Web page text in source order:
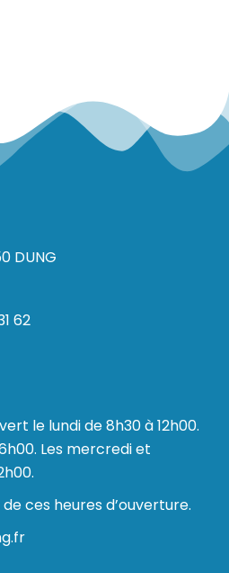
DUNG
62
le lundi de 8h30 à 12h00.
Les mercredi et
ces heures d’ouverture.